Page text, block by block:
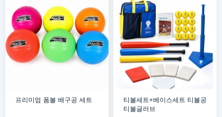
프리미엄 폼볼 배구공 세트
티볼세트+베이스세트 티볼공
티볼글러브